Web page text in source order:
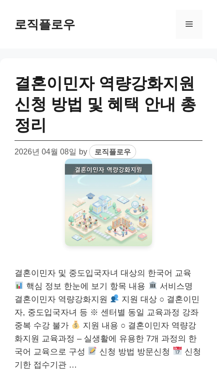
content로직플로우 Menu
결혼이민자 역량강화지원
신청 방법 및 혜택 안내 총
정리
2026년 04월 08일 by 로직플로우
결혼이민자 및 중도입국자녀 대상의 한국어 교육
핵심 정보 한눈에 보기 항목 내용
서비스명
결혼이민자 역량강화지원
지원 대상 ○ 결혼이민
자, 중도입국자녀 등 ※ 센터별 동일 교육과정 강좌
중복 수강 불가
지원 내용 ○ 결혼이민자 역량강
화지원 교육과정 – 실생활에 유용한 7개 과정의 한
국어 교육으로 구성
신청 방법 방문신청
신청
기한 접수기관 …